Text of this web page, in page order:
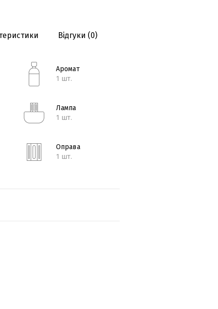
Відгуки (0)
Аромат
1 шт.
Лампа
1 шт.
Оправа
1 шт.